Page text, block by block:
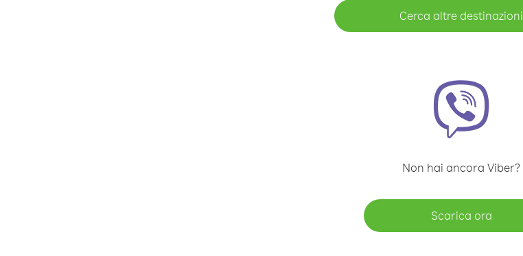
Cerca altre destinazioni
Non hai ancora Viber?
Scarica ora